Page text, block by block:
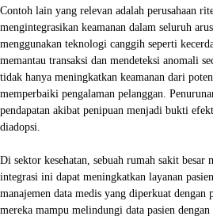
Contoh lain yang relevan adalah perusahaan
mengintegrasikan keamanan dalam seluruh
menggunakan teknologi canggih seperti
memantau transaksi dan mendeteksi anomali
tidak hanya meningkatkan keamanan dari
memperbaiki pengalaman pelanggan.
pendapatan akibat penipuan menjadi bukti
diadopsi.
Di sektor kesehatan, sebuah rumah sakit besar
integrasi ini dapat meningkatkan layanan
manajemen data medis yang diperkuat dengan
mereka mampu melindungi data pasien